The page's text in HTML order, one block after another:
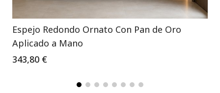
Espejo Redondo Ornato Con Pan de Oro
Aplicado a Mano
343,80 €